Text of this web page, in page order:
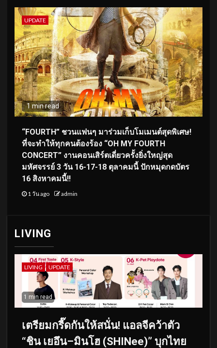
UPDATE
1 min read
“FOURTH” ชวนแฟนๆ มาร่วมเก็บโมเมนต์สุดพิเศษ!
ที่จะทำให้ทุกคนต้องร้อง “OH MY FOURTH
CONCERT” งานคอนเสิร์ตเดี่ยวครั้งยิ่งใหญ่สุด
มหัศจรรย์ 3 วัน 16-17-18 ตุลาคมนี้ ปักหมุดกดบัตร
16 สิงหาคมนี้!!
1 วัน ago admin
LIVING
LIVING UPDATE
1 min read
เตรียมกรี๊ดกันให้สนั่น! แอลจีคว้าตัว
“ชิน เยอึน–มินโฮ (SHINee)” บุกไทย